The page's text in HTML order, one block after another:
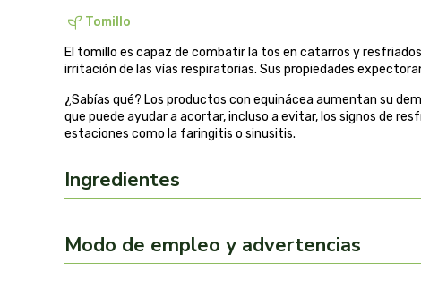
Tomillo
El tomillo es capaz de combatir la tos en catarros y
irritación de las vías respiratorias. Sus propiedades
¿Sabías qué? Los productos con equinácea aumentan su
que puede ayudar a acortar, incluso a evitar, los signos de
estaciones como la faringitis o sinusitis.
Ingredientes
Modo de empleo y advertencias